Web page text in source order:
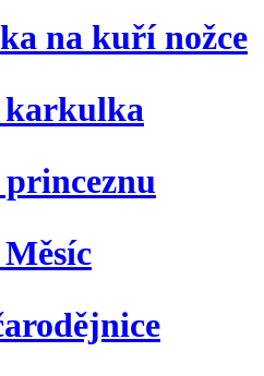
na kuří nožce
karkulka